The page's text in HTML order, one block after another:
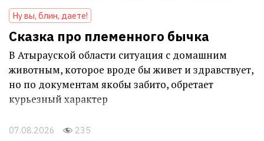
Ну вы, блин, даете!
Сказка про племенного бычка
В Атырауской области ситуация с домашним
животным, которое вроде бы живет и здравствует,
но по документам якобы забито, обретает
курьезный характер
07.08.2026 235